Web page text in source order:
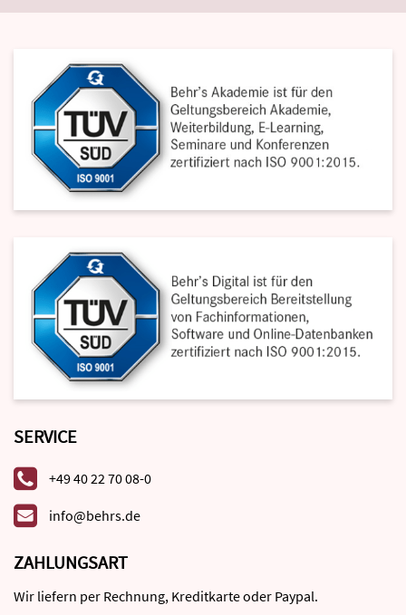
SERVICE
+49 40 22 70 08-0
info@behrs.de
ZAHLUNGSART
Wir liefern per Rechnung, Kreditkarte oder Paypal.